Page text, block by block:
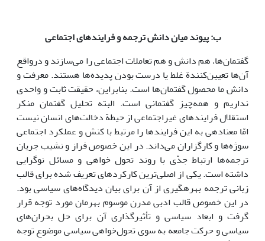
ب: پیوند میان دانش ترجمه و فرایند‌های اجتماعی
گفتمان‌ها، هم دانش و هم تعاملات اجتماعی را می‌سازند و درواقع
آن‌ها تعیین‌کنندة غلط یا درست بودن پدیده‌ها هستند. معرفت و
دانش ما محصول گفتمان‌ها است. بنابراین، حقیقت ثابت و واحدی
نداریم و همه‌چیز گفتمانی است. البته تحلیل گفتمان منکر
استقلال فرایندهای غیراجتماعی از حیطة دخالت‌های انسان نیست
امّا معنادهی به این فرایند‌ها را مرتبط با کنش و عملکرد اجتماعی
سوژه‌ها و کارگزاران می‌داند. در این خصوص فراز و نشیب جریان
ترجمه‌ها ارتباط جدّی با روند تحول خواهی و مسائل نوگرایی
داشته است. یکی از اصلی‌ترین کارکردهای تعریف شده برای قالب
زبانی ترجمه بهره­گیری از آن برای بیان دیدگاه‌های سیاسی بود.
در این خصوص قالب ادبی مدرن موسوم بهرمان مورد توجه قرار
گرفت و ابعاد سیاسی و تأثیرگذاری آن برای حل بحران‌های
سیاسی و حرکت جامعه به سوی تحول‌خواهی سیاسی موضوع توجه